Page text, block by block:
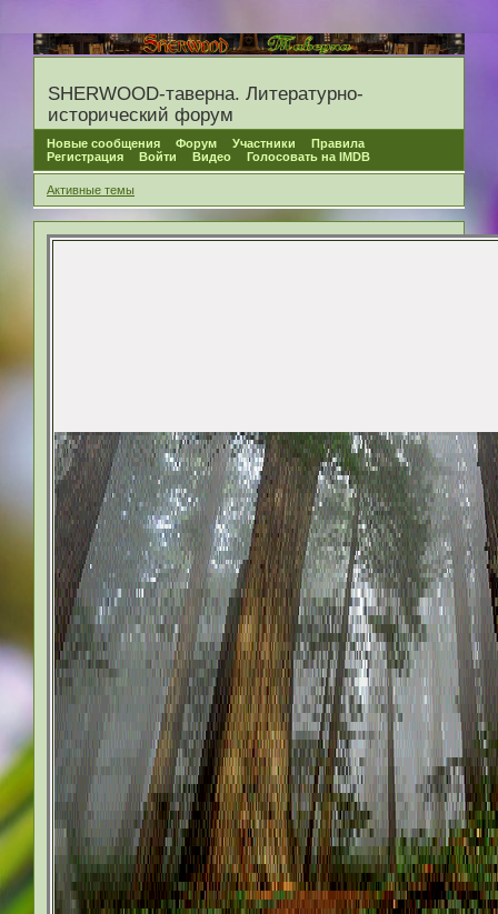
SHERWOOD-таверна. Литературно-
исторический форум
Новые сообщения Форум Участники
Правила
Регистрация
Войти Видео Голосовать на IMDB
Активные темы